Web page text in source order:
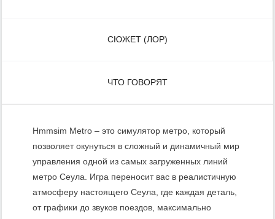
СЮЖЕТ (ЛОР)
ЧТО ГОВОРЯТ
Hmmsim Metro – это симулятор метро, который
позволяет окунуться в сложный и динамичный мир
управления одной из самых загруженных линий
метро Сеула. Игра переносит вас в реалистичную
атмосферу настоящего Сеула, где каждая деталь,
от графики до звуков поездов, максимально